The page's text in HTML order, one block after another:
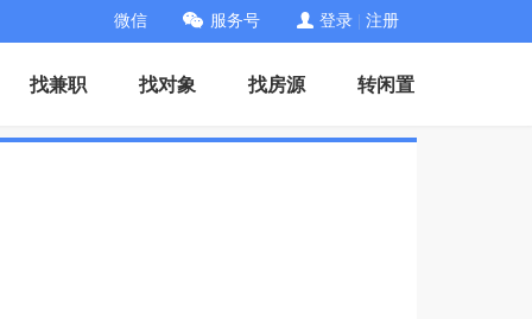
微信 服务号 登录 注册
找兼职 找对象 找房源 转闲置